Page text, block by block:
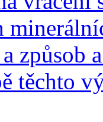
způsob
těchto